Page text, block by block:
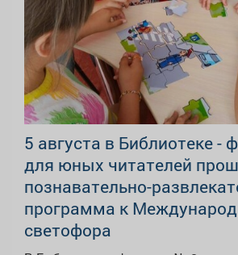
5 августа в Библиотеке -
для юных читателей
познавательно-
программа к
светофора